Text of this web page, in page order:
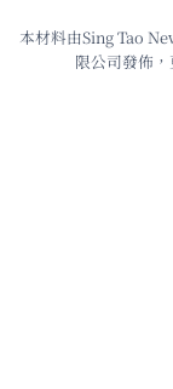
本材料由Sing Tao
限公司發佈